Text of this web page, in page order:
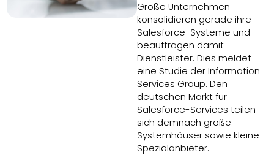
Große Unternehmen
konsolidieren gerade ihre
Salesforce-Systeme und
beauftragen damit
Dienstleister. Dies meldet
eine Studie der Information
Services Group. Den
deutschen Markt für
Salesforce-Services teilen
sich demnach große
Systemhäuser sowie kleine
Spezialanbieter.